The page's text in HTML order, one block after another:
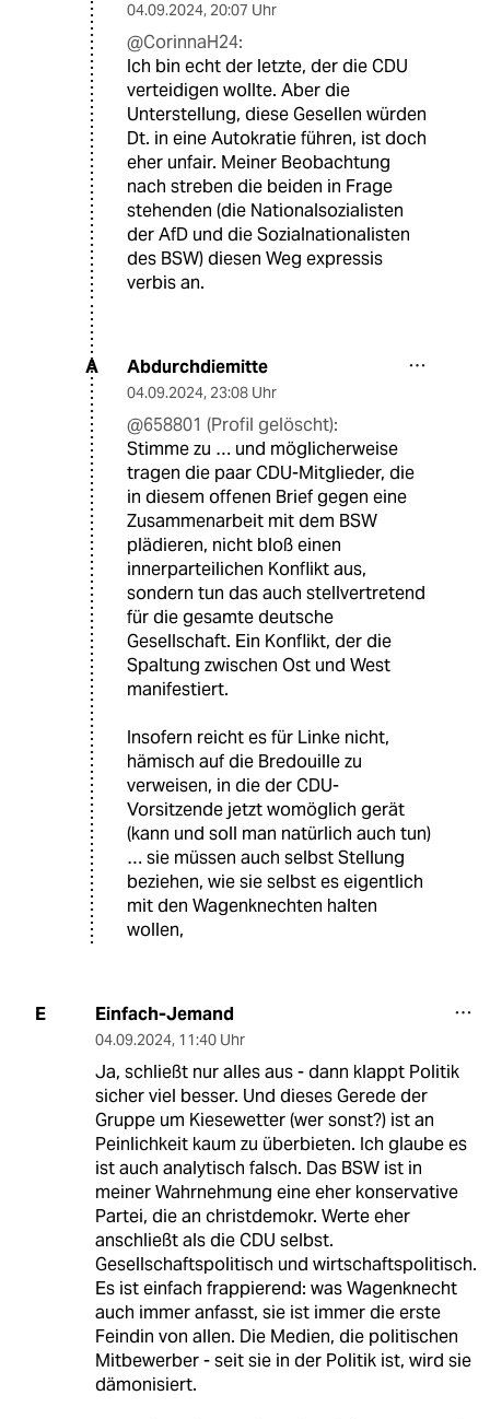
04.09.2024, 20:07 Uhr
@CorinnaH24:
Ich bin echt der letzte, der die CDU
verteidigen wollte. Aber die
Unterstellung, diese Gesellen würden
Dt. in eine Autokratie führen, ist doch
eher unfair. Meiner Beobachtung
nach streben die beiden in Frage
stehenden (die Nationalsozialisten
der AfD und die Sozialnationalisten
des BSW) diesen Weg expressis
verbis an.
A Abdurchdiemitte
04.09.2024, 23:08 Uhr
@658801 (Profil gelöscht):
Stimme zu … und möglicherweise
tragen die paar CDU-Mitglieder, die
in diesem offenen Brief gegen eine
Zusammenarbeit mit dem BSW
plädieren, nicht bloß einen
innerparteilichen Konflikt aus,
sondern tun das auch stellvertretend
für die gesamte deutsche
Gesellschaft. Ein Konflikt, der die
Spaltung zwischen Ost und West
manifestiert.
Insofern reicht es für Linke nicht,
hämisch auf die Bredouille zu
verweisen, in die der CDU-
Vorsitzende jetzt womöglich gerät
(kann und soll man natürlich auch tun)
… sie müssen auch selbst Stellung
beziehen, wie sie selbst es eigentlich
mit den Wagenknechten halten
wollen,
E Einfach-Jemand
04.09.2024, 11:40 Uhr
Ja, schließt nur alles aus - dann klappt Politik
sicher viel besser. Und dieses Gerede der
Gruppe um Kiesewetter (wer sonst?) ist an
Peinlichkeit kaum zu überbieten. Ich glaube es
ist auch analytisch falsch. Das BSW ist in
meiner Wahrnehmung eine eher konservative
Partei, die an christdemokr. Werte eher
anschließt als die CDU selbst.
Gesellschaftspolitisch und wirtschaftspolitisch.
Es ist einfach frappierend: was Wagenknecht
auch immer anfasst, sie ist immer die erste
Feindin von allen. Die Medien, die politischen
Mitbewerber - seit sie in der Politik ist, wird sie
dämonisiert.